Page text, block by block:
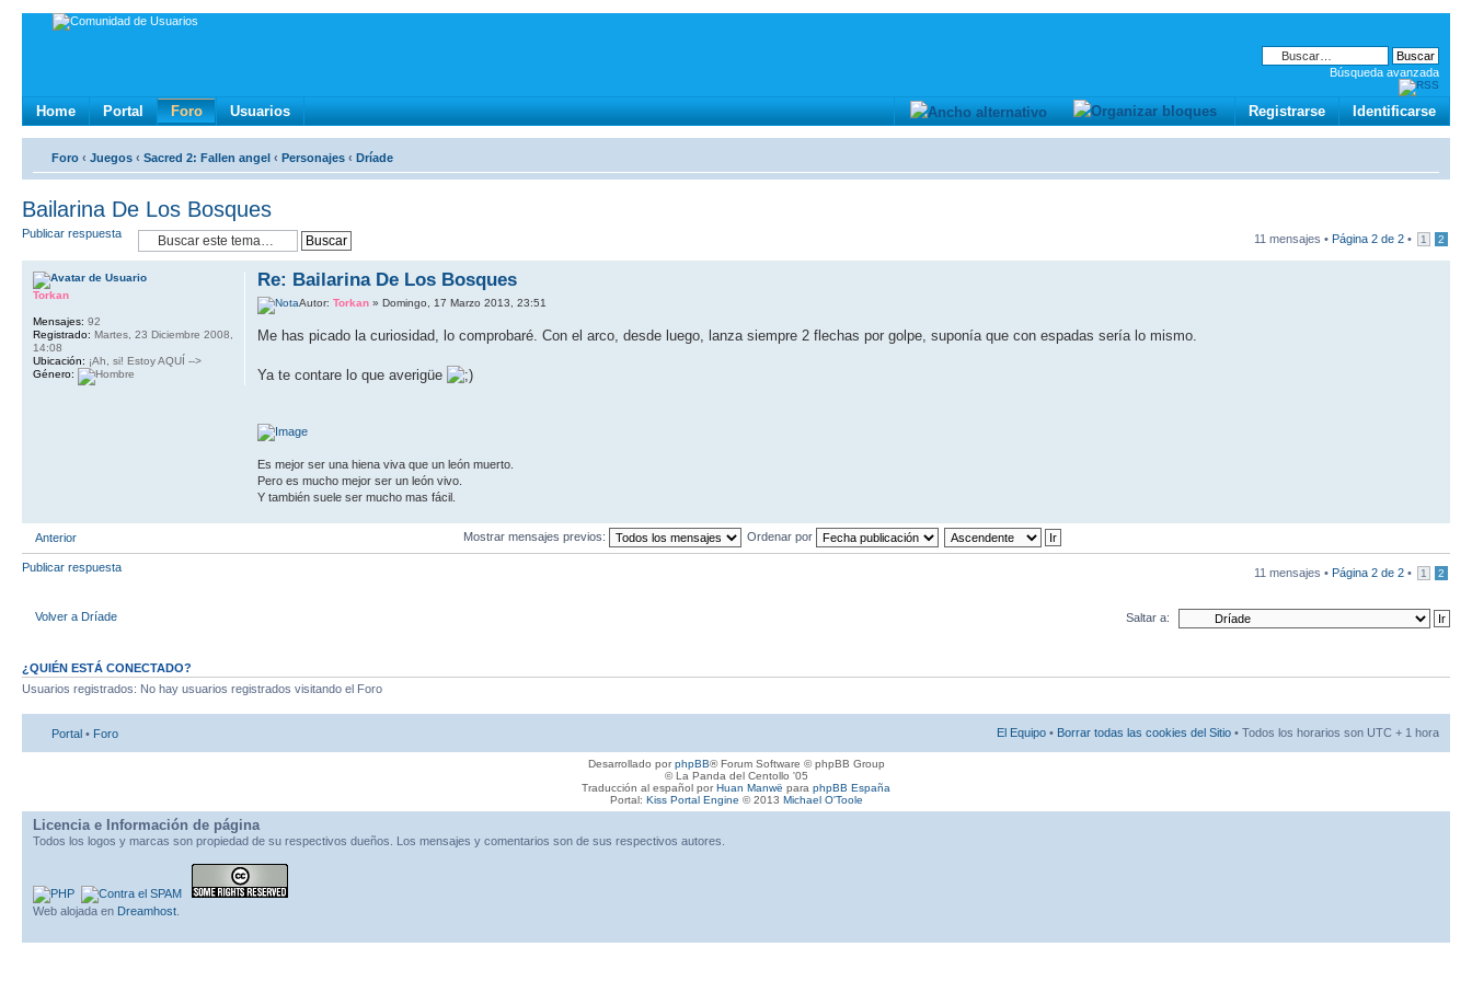
Búsqueda avanzada
Home Portal Foro Usuarios Identificarse
Registrarse
Foro ‹ Juegos ‹ Sacred 2: Fallen angel ‹ Personajes ‹ Dríade
Bailarina De Los Bosques
Publicar respuesta 11 mensajes • Página 2 de 2 • 1 2
Re: Bailarina De Los Bosques
Autor:Torkan » Domingo, 17 Marzo 2013, 23:51
Me has picado la curiosidad, lo comprobaré. Con el arco, desde luego, lanza siempre 2 flechas por golpe, suponía que con espadas sería lo mismo.
Ya te contare lo que averigüe
Es mejor ser una hiena viva que un león muerto.
Pero es mucho mejor ser un león vivo.
Y también suele ser mucho mas fácil.
Torkan
Mensajes: 92
Registrado: Martes, 23 Diciembre 2008,
14:08
Ubicación: ¡Ah, si! Estoy AQUÍ -->
Género:
Anterior Mostrar mensajes previos: Ordenar por
Publicar respuesta 11 mensajes • Página 2 de 2 • 1 2
Volver a Dríade Saltar a:
¿QUIÉN ESTÁ CONECTADO?
Usuarios registrados: No hay usuarios registrados visitando el Foro
Portal • Foro El Equipo • Borrar todas las cookies del Sitio • Todos los horarios son UTC + 1 hora
Desarrollado porphpBB® Forum Software © phpBB Group
© La Panda del Centollo '05
Traducción al español porHuan Manwë para phpBB España
Portal: Kiss Portal Engine © 2013 Michael O'Toole
Licencia e Información de página
Todos los logos y marcas son propiedad de su respectivos dueños. Los mensajes y comentarios son de sus respectivos autores.
Web alojada en Dreamhost